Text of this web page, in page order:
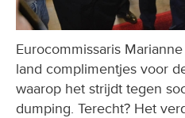
Eurocommissaris
land complimentjes voor
waarop het strijdt tegen
dumping. Terecht? Het